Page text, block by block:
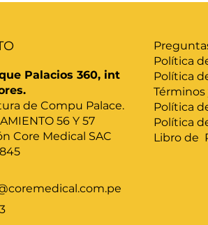
Política
Política
Política
Política
Libro de
Palacios 360, int
de Compu Palace.
56 Y 57
Core Medical SAC